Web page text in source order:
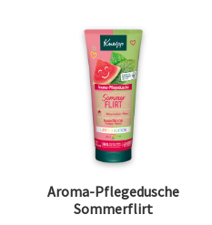
Aroma-Pflegedusche
Sommerflirt